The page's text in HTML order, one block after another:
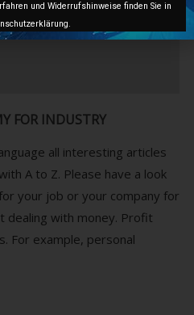
FOR INDUSTRY
all interesting articles
A to Z. Please have a look
your job or your company for
with money. Profit
For example, personal
und Widerrufshinweise finden Sie in